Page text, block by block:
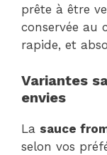
prête à être
conservée au
rapide, et
Variantes
envies
La sauce
selon vos